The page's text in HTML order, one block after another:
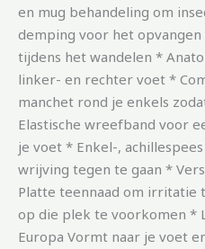
en mug behandeling om
demping voor het
tijdens het wandelen *
linker- en rechter voet *
manchet rond je enkels
Elastische wreefband voor
je voet * Enkel-,
wrijving tegen te gaan *
Platte teennaad om irritatie
op die plek te voorkomen *
Europa Vormt naar je voet